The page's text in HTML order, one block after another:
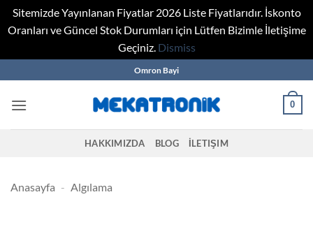
Sitemizde Yayınlanan Fiyatlar 2026 Liste Fiyatlarıdır. İskonto
Oranları ve Güncel Stok Durumları için Lütfen Bizimle İletişime
Geçiniz. Dismiss
to
content
Omron Bayi
0
HAKKIMIZDA BLOG İLETIŞIM
Anasayfa - Algılama